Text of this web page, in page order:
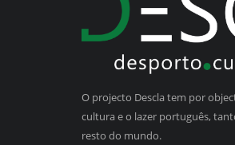
O projecto Descla tem por
cultura e o lazer português,
resto do mundo.